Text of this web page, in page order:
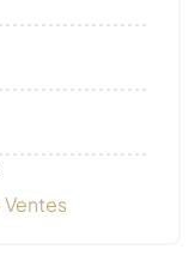
Ventes